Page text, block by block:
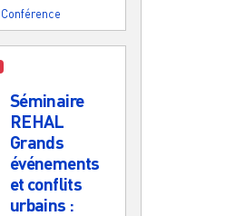
Conférence
Séminaire
REHAL
Grands
événements
et conflits
urbains :